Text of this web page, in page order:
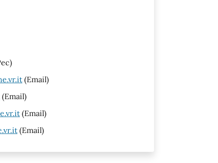
(Email)
(Email)
(Email)
(Email)